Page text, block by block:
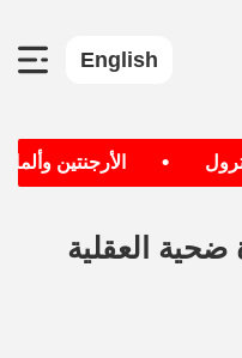
English
الأرجنتين
العقلية